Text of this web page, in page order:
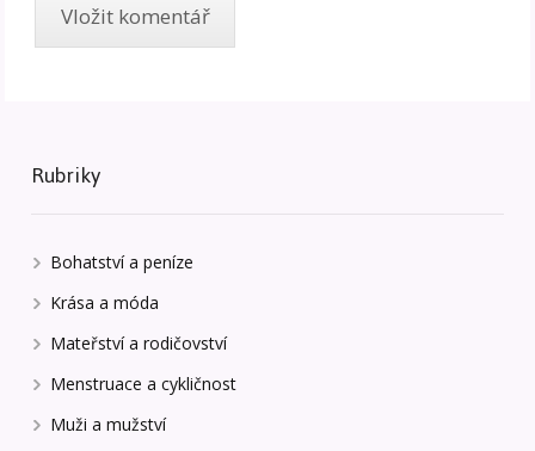
Rubriky
Bohatství a peníze
Krása a móda
Mateřství a rodičovství
Menstruace a cykličnost
Muži a mužství